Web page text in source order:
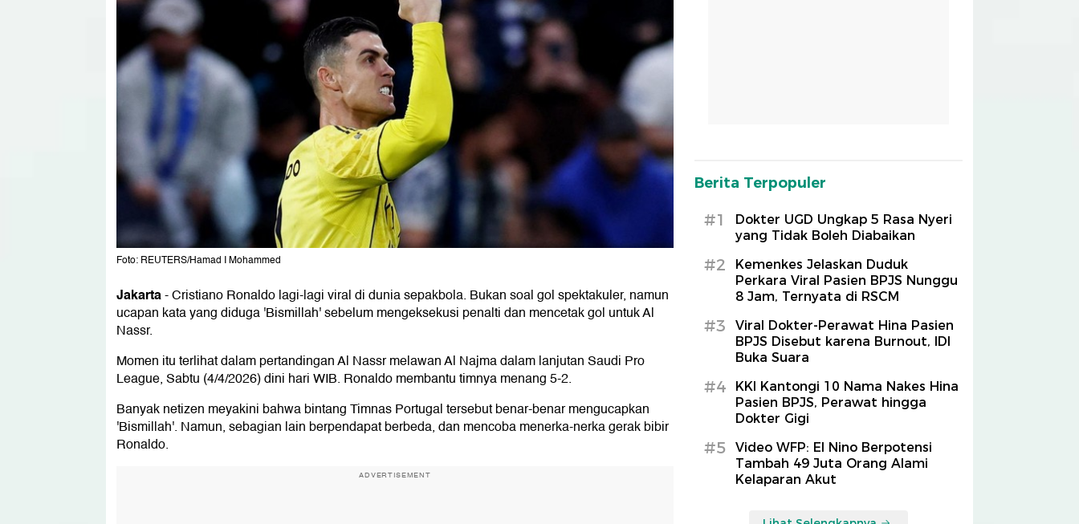
Foto: REUTERS/Hamad I Mohammed
Jakarta-Cristiano Ronaldo lagi-lagi viral di dunia sepakbola. Bukan soal gol spektakuler, namun
ucapan kata yang diduga 'Bismillah' sebelum mengeksekusi penalti dan mencetak gol untuk Al
Nassr.
Momen itu terlihat dalam pertandingan Al Nassr melawan Al Najma dalam lanjutan Saudi Pro
League, Sabtu (4/4/2026) dini hari WIB. Ronaldo membantu timnya menang 5-2.
Banyak netizen meyakini bahwa bintang Timnas Portugal tersebut benar-benar mengucapkan
'Bismillah'. Namun, sebagian lain berpendapat berbeda, dan mencoba menerka-nerka gerak bibir
Ronaldo.
ADVERTISEMENT
Berita Terpopuler
#1
Dokter UGD Ungkap 5 Rasa Nyeri
yang Tidak Boleh Diabaikan
#2
Kemenkes Jelaskan Duduk
Perkara Viral Pasien BPJS Nunggu
8 Jam, Ternyata di RSCM
#3
Viral Dokter-Perawat Hina Pasien
BPJS Disebut karena Burnout, IDI
Buka Suara
#4
KKI Kantongi 10 Nama Nakes Hina
Pasien BPJS, Perawat hingga
Dokter Gigi
#5
Video WFP: El Nino Berpotensi
Tambah 49 Juta Orang Alami
Kelaparan Akut